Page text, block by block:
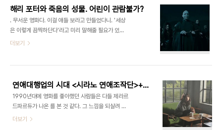
습니다. 10년 정도 친구 혹은 같은 민족으로 알고 지
낸 사람들이 순식간에 적으로 규정됐습니다. 외부의
적이 존재할 때 내부 결속력은 강화되기 쉽습니다. 아
니나 다를까. 이명박 대통령은 최근 라디오 연설에서
안보 위기 앞에서 “우리 국민 모두가 하나로 똘똘 뭉
공존의 양상을 풍자하는 애니메이션입니다. 물론 아
해리 포터와 죽음의 성물. 어린이 관람불가?
. 무서운 영화다. 이걸 애들 보라고 만들었다니. '세상
은 이렇게 끔찍하단다'라고 미리 말해줄 필요가 있나.
조앤 롤링, 나빠요! 지금은 ‘어둠의 시기’입니까. 도입
인물이 마찬가지입니다. 관객은 이미 이나 시절의 귀
엽고 똘망똘망한 해리 포터를 기대하진 않습니다. 4
편 을 즈음해서 해리 포터의 세계는 차츰 어두워졌습
니다. 그래도 그때는 아이들이 커가는 과정이었기 때
문이라고 이해할 수 있었습니다. 사춘기 청소년들이
더보기
연애대행업의 시대 <시라노 연애조작단>+<김종욱 찾기>
1990년대에 영화를 좋아했던 사람들은 다들 제라르
드파르듀가 나온 를 본 것 같다. 그 느낌을 되살려 영
화를 만들었는데 여전히 흥행한다는 것도 재미있는
더보기